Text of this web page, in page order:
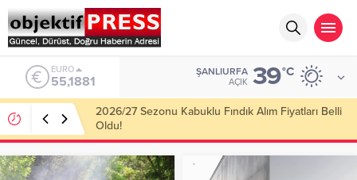
ALTIN
6.660,55
ŞANLIURFA
AÇIK 39°C
2026/27 Sezonu Kabuklu Fındık Alım Fiyatları Belli
Oldu!